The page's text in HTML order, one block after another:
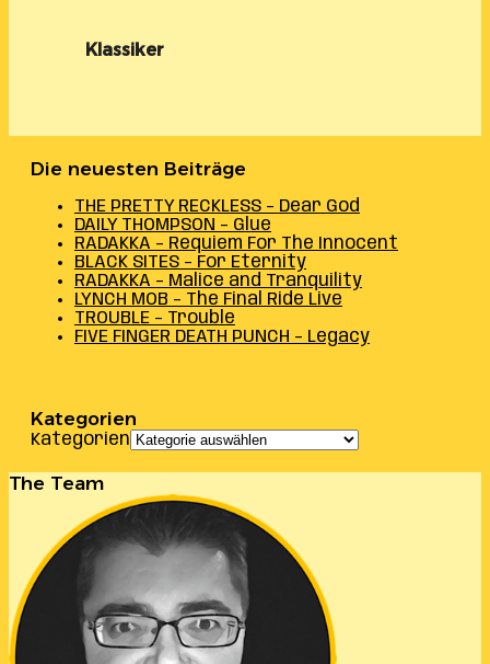
Klassiker
Die neuesten Beiträge
THE PRETTY RECKLESS – Dear God
DAILY THOMPSON – Glue
RADAKKA – Requiem For The Innocent
BLACK SITES – For Eternity
RADAKKA – Malice and Tranquility
LYNCH MOB – The Final Ride Live
TROUBLE – Trouble
FIVE FINGER DEATH PUNCH – Legacy
Kategorien
Kategorien
The Team